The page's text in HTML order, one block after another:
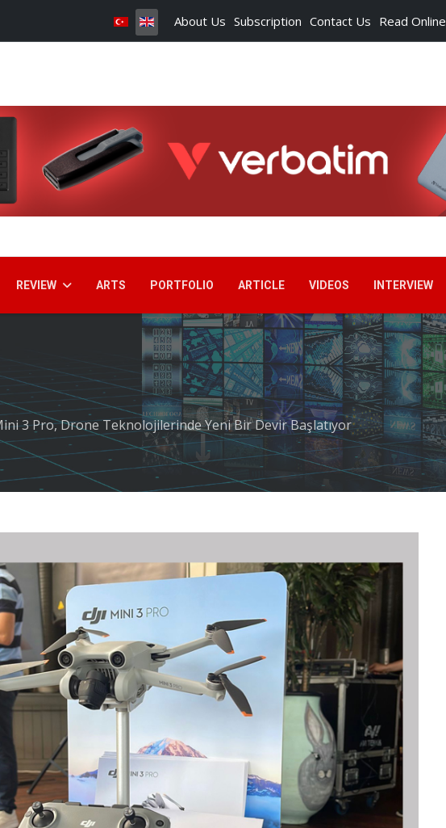
About Us Subscription Contact Us Read Online
REVIEW ARTS PORTFOLIO ARTICLE VIDEOS INTERVIEW
3 Pro, Drone Teknolojilerinde Yeni Bir Devir Başlatıyor